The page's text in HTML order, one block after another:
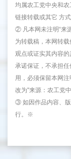
均属农工党中央和
链接转载或其它 方
② 凡本网未注明“来
为转载稿，本网转
观点或证实其内容
承诺保证，不承担
用，必须保留本网
改为"来源：农工党
③ 如因作品内容、
行。※